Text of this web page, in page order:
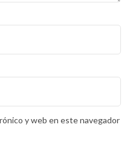
y web en este navegador